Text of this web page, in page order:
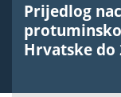
Prijedlog
Hrvatske do